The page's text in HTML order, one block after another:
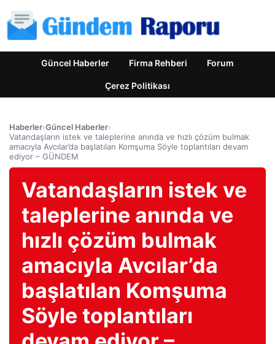
Güncel Haberler Firma Rehberi Forum
Çerez Politikası
Haberler›Güncel Haberler›
Vatandaşların istek ve taleplerine anında ve hızlı çözüm bulmak
amacıyla Avcılar’da başlatılan Komşuma Söyle toplantıları devam
ediyor – GÜNDEM
Vatandaşların istek ve
taleplerine anında ve
hızlı çözüm bulmak
amacıyla Avcılar’da
başlatılan Komşuma
Söyle toplantıları